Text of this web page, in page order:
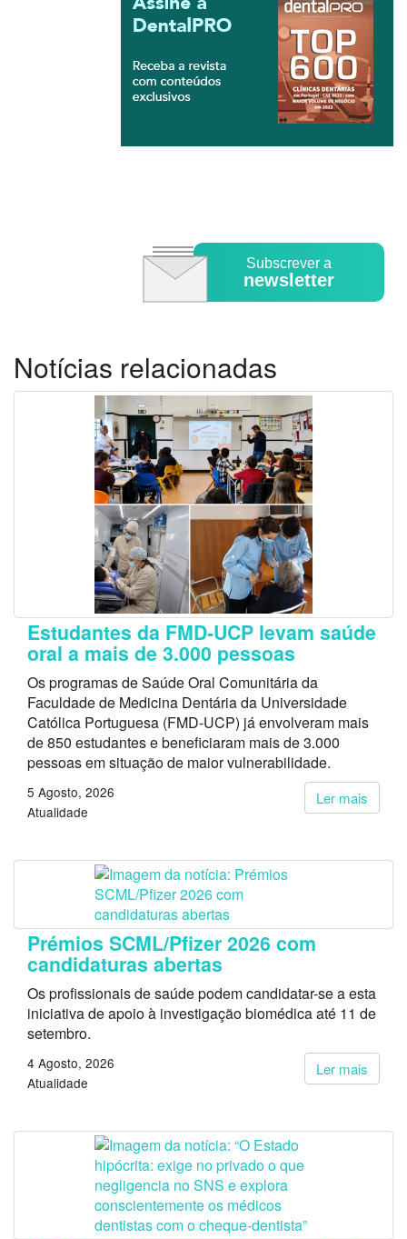
Subscrever a
newsletter
Notícias relacionadas
Estudantes da FMD-UCP levam saúde
oral a mais de 3.000 pessoas
Os programas de Saúde Oral Comunitária da
Faculdade de Medicina Dentária da Universidade
Católica Portuguesa (FMD-UCP) já envolveram mais
de 850 estudantes e beneficiaram mais de 3.000
pessoas em situação de maior vulnerabilidade.
Ler mais
5 Agosto, 2026
Atualidade
Prémios SCML/Pfizer 2026 com
candidaturas abertas
Os profissionais de saúde podem candidatar-se a esta
iniciativa de apoio à investigação biomédica até 11 de
setembro.
Ler mais
4 Agosto, 2026
Atualidade